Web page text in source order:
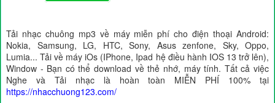
Tải nhạc chuông mp3 về máy miễn phí cho điện thoại Android:
Nokia, Samsung, LG, HTC, Sony, Asus zenfone, Sky, Oppo,
Lumia... Tải về máy iOs (IPhone, Ipad hệ điều hành IOS 13 trở lên),
Window - Bạn có thể download về thẻ nhớ, máy tính. Tất cả việc
Nghe và Tải nhạc là hoàn toàn MIỄN PHÍ 100% tại
https://nhacchuong123.com/